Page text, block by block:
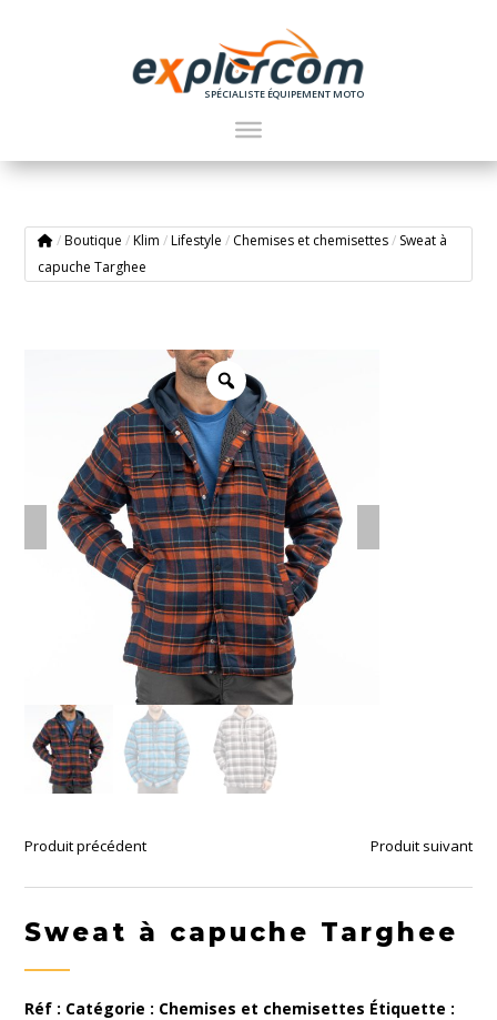
SPÉCIALISTE ÉQUIPEMENT MOTO
/ Boutique / Klim / Lifestyle / Chemises et chemisettes / Sweat à
capuche Targhee
Produit précédent Produit suivant
Sweat à capuche Targhee
Réf : Catégorie : Chemises et chemisettes Étiquette :